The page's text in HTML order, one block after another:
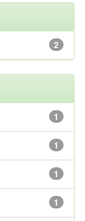
2
1
1
1
1